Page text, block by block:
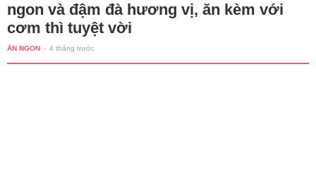
ngon và đậm đà hương vị, ăn kèm với
cơm thì tuyệt vời
ĂN NGON - 4 tháng trước